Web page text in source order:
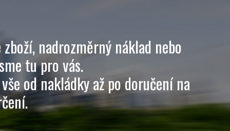
nadrozměrný náklad nebo
tu pro vás.
od nakládky až po doručení na